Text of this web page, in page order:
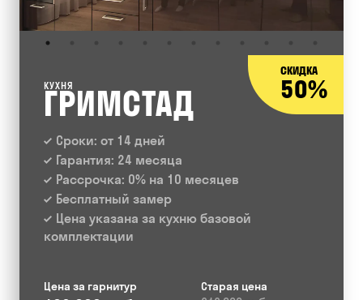
СКИДКА
50%
КУХНЯ
ГРИМСТАД
Сроки: от 14 дней
Гарантия: 24 месяца
Рассрочка: 0% на 10 месяцев
Бесплатный замер
Цена указана за кухню базовой
комплектации
Цена за гарнитур Старая цена